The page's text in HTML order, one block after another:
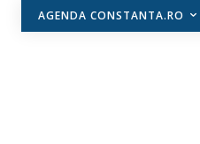
AGENDA CONSTANTA.RO